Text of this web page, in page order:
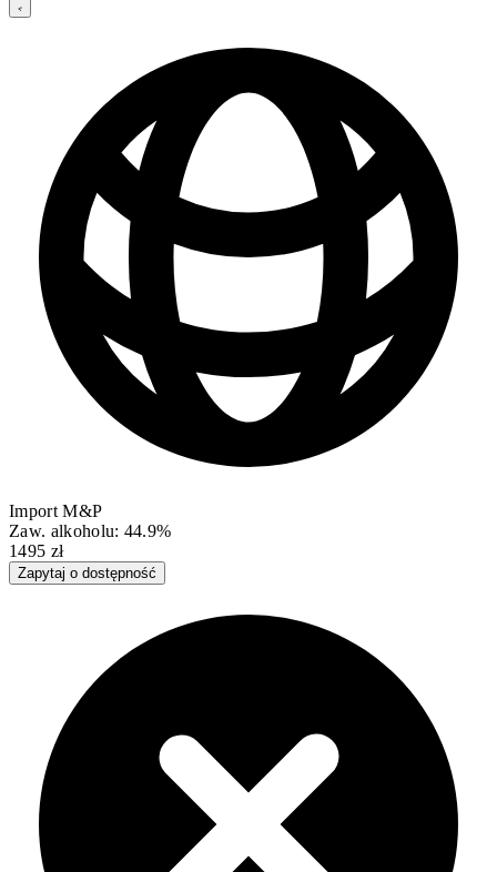
Import M&P
Zaw. alkoholu: 44.9%
1495 zł
Zapytaj o dostępność